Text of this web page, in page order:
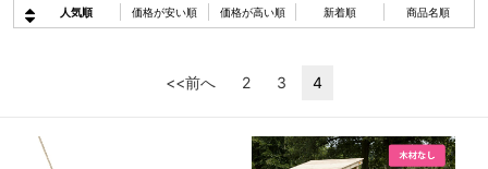
人気順 価格が安い順 価格が高い順 新着順 商品名順
<<前へ 2 3 4